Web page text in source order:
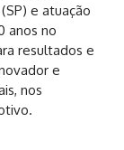
e atuação
anos no
resultados e
e
nos